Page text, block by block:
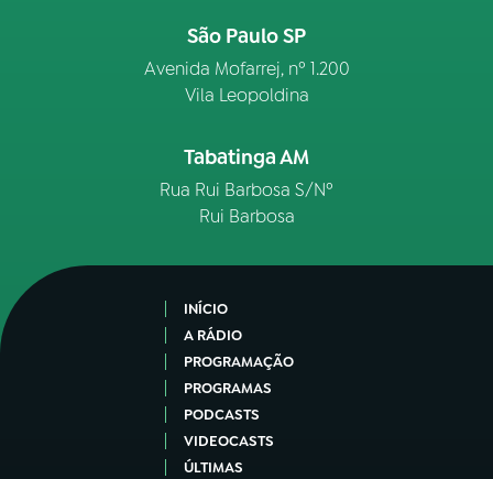
São Paulo SP
Avenida Mofarrej, nº 1.200
Vila Leopoldina
Tabatinga AM
Rua Rui Barbosa S/Nº
Rui Barbosa
INÍCIO
A RÁDIO
PROGRAMAÇÃO
PROGRAMAS
PODCASTS
VIDEOCASTS
ÚLTIMAS